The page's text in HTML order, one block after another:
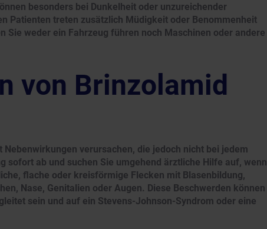
besonders bei Dunkelheit oder unzureichender
Patienten treten zusätzlich Müdigkeit oder Benommenheit
Sie weder ein Fahrzeug führen noch Maschinen oder andere
von Brinzolamid
verursachen, die jedoch nicht bei jedem
sofort ab und suchen Sie umgehend ärztliche Hilfe auf, wenn
flache oder kreisförmige Flecken mit Blasenbildung,
Nase, Genitalien oder Augen. Diese Beschwerden können
sein und auf ein Stevens-Johnson-Syndrom oder eine